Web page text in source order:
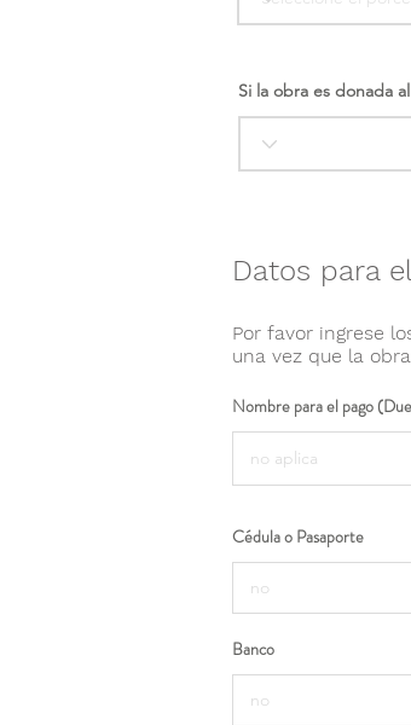
Si la obra es donada
Datos para
Por favor ingrese
una vez que la
Nombre para el pago
Cédula o Pasaporte
Banco